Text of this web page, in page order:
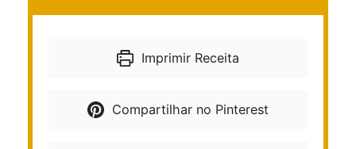
Imprimir Receita
Compartilhar no Pinterest